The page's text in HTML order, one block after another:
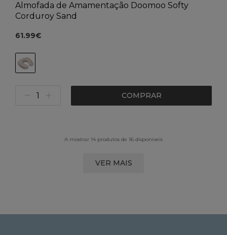
Almofada de Amamentação Doomoo Softy
Corduroy Sand
61.99€
COMPRAR
A mostrar 14 produtos de 16 disponíveis
VER MAIS